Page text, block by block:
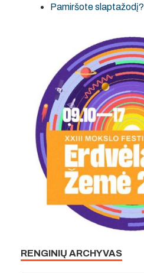
Pamiršote slaptažodį?
RENGINIŲ ARCHYVAS